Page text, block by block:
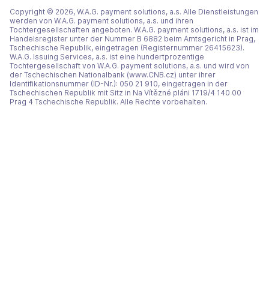
Copyright © 2026, W.A.G. payment solutions, a.s. Alle Dienstleistungen
werden von W.A.G. payment solutions, a.s. und ihren
Tochtergesellschaften angeboten. W.A.G. payment solutions, a.s. ist im
Handelsregister unter der Nummer B 6882 beim Amtsgericht in Prag,
Tschechische Republik, eingetragen (Registernummer 26415623).
W.A.G. Issuing Services, a.s. ist eine hundertprozentige
Tochtergesellschaft von W.A.G. payment solutions, a.s. und wird von
der Tschechischen Nationalbank (www.CNB.cz) unter ihrer
Identifikationsnummer (ID-Nr.): 050 21 910, eingetragen in der
Tschechischen Republik mit Sitz in Na Vítězné pláni 1719/4 140 00
Prag 4 Tschechische Republik. Alle Rechte vorbehalten.